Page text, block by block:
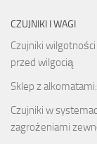
CZUJNIKI I WAGI
Czujniki
przed wilgocią
Sklep z
Czujniki w
zagrożeniami